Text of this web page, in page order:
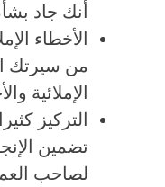
أنك جاد
الأخطاء
من سيرتك
الإملائية
التركيز
تضمين
لصاحب